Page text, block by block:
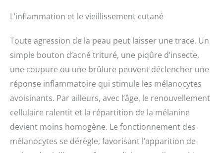
L’inflammation et le vieillissement cutané
Toute agression de la peau peut laisser une trace. Un
simple bouton d’acné trituré, une piqûre d’insecte,
une coupure ou une brûlure peuvent déclencher une
réponse inflammatoire qui stimule les mélanocytes
avoisinants. Par ailleurs, avec l’âge, le renouvellement
cellulaire ralentit et la répartition de la mélanine
devient moins homogène. Le fonctionnement des
mélanocytes se dérègle, favorisant l’apparition de